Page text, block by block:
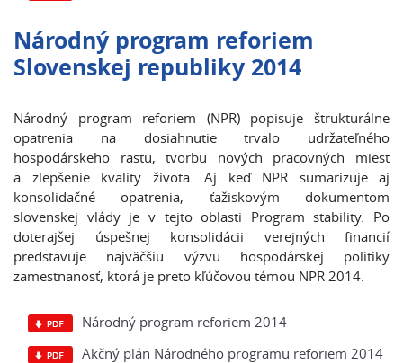
Národný program reforiem
Slovenskej republiky 2014
Národný program reforiem (NPR) popisuje štrukturálne
opatrenia na dosiahnutie trvalo udržateľného
hospodárskeho rastu, tvorbu nových pracovných miest
a zlepšenie kvality života. Aj keď NPR sumarizuje aj
konsolidačné opatrenia, ťažiskovým dokumentom
slovenskej vlády je v tejto oblasti Program stability. Po
doterajšej úspešnej konsolidácii verejných financií
predstavuje najväčšiu výzvu hospodárskej politiky
zamestnanosť, ktorá je preto kľúčovou témou NPR 2014.
Národný program reforiem 2014
Akčný plán Národného programu reforiem 2014